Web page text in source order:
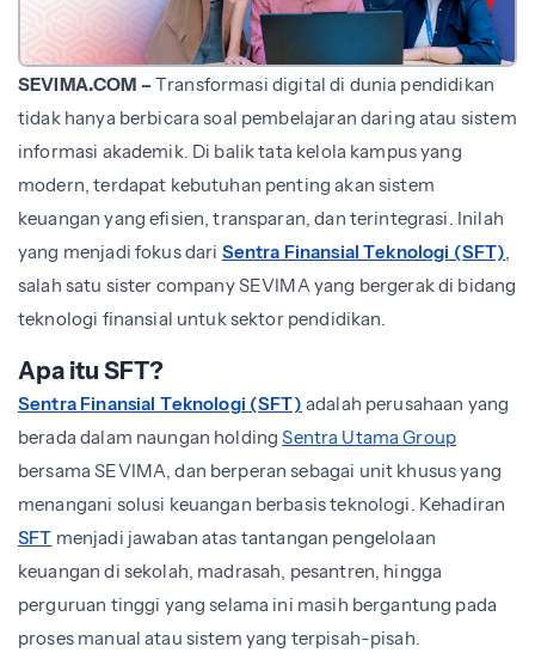
SEVIMA.COM –Transformasi digital di dunia pendidikan
tidak hanya berbicara soal pembelajaran daring atau sistem
informasi akademik. Di balik tata kelola kampus yang
modern, terdapat kebutuhan penting akan sistem
keuangan yang efisien, transparan, dan terintegrasi. Inilah
yang menjadi fokus dari Sentra Finansial Teknologi (SFT)
salah satu sister company SEVIMA yang bergerak di bidang
teknologi finansial untuk sektor pendidikan.
Apa itu SFT?
Sentra Finansial Teknologi (SFT) adalah perusahaan yang
berada dalam naungan holdingSentra Utama Group
bersama SEVIMA, dan berperan sebagai unit khusus yang
menangani solusi keuangan berbasis teknologi. Kehadiran
SFT menjadi jawaban atas tantangan pengelolaan
keuangan di sekolah, madrasah, pesantren, hingga
perguruan tinggi yang selama ini masih bergantung pada
proses manual atau sistem yang terpisah-pisah.